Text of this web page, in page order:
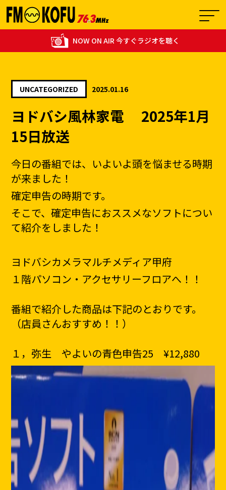
06:00 - 06:55
イトーとスドーの長めにモノ申し隊！
NOW ON AIR 今すぐラジオを聴く
UNCATEGORIZED 2025.01.16
ヨドバシ風林家電 2025年1月
15日放送
今日の番組では、いよいよ頭を悩ませる時期
が来ました！
確定申告の時期です。
そこで、確定申告におススメなソフトについ
て紹介をしました！
ヨドバシカメラマルチメディア甲府
１階パソコン・アクセサリーフロアへ！！
番組で紹介した商品は下記のとおりです。
（店員さんおすすめ！！）
１，弥生 やよいの青色申告25 ¥12,880